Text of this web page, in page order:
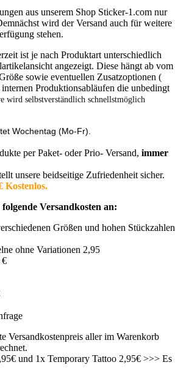
aus unserem Shop Sticker-1.com nur
wird der Versand auch für weitere
stehen.
ist je nach Produktart unterschiedlich
angezeigt. Diese hängt ab vom
sowie eventuellen Zusatzoptionen (
Produktionsabläufen die unbedingt
wird selbstverständlich schnellstmöglich
Wochentag (Mo-Fr).
per Paket- oder Prio- Versand, immer
unsere beidseitige Zufriedenheit sicher.
Kostenlos.
Versandkosten an:
Größen und hohen Stückzahlen
ohne Variationen 2,95
€
Versandkostenpreis aller im Warenkorb
und 1x Temporary Tattoo 2,95€ >>> Es